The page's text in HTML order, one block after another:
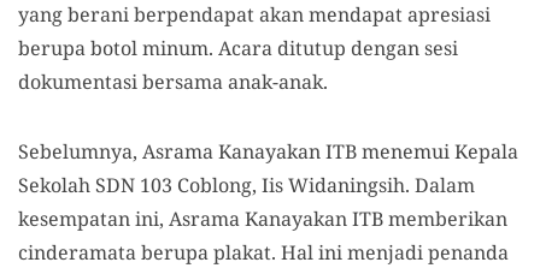
yang berani berpendapat akan mendapat apresiasi
berupa botol minum. Acara ditutup dengan sesi
dokumentasi bersama anak-anak.
Sebelumnya, Asrama Kanayakan ITB menemui Kepala
Sekolah SDN 103 Coblong, Iis Widaningsih. Dalam
kesempatan ini, Asrama Kanayakan ITB memberikan
cinderamata berupa plakat. Hal ini menjadi penanda